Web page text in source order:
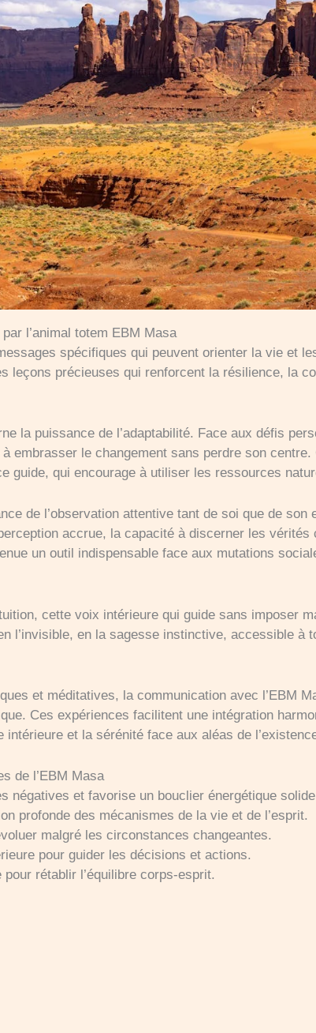
l’animal totem EBM Masa
spécifiques qui peuvent orienter la vie et
leçons précieuses qui renforcent la résilience, la
la puissance de l’adaptabilité. Face aux défis
embrasser le changement sans perdre son
guide, qui encourage à utiliser les ressources
de l’observation attentive tant de soi que de
accrue, la capacité à discerner les
un outil indispensable face aux mutations
cette voix intérieure qui guide sans imposer
l’invisible, en la sagesse instinctive, accessible à
et méditatives, la communication avec l’EBM
Ces expériences facilitent une intégration
et la sérénité face aux aléas de
de l’EBM Masa
négatives et favorise un bouclier énergétique
profonde des mécanismes de la vie et de l’esprit.
malgré les circonstances changeantes.
pour guider les décisions et actions.
rétablir l’équilibre corps-esprit.